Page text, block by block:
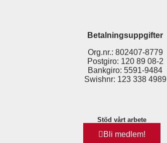
Betalningsuppgifter
Org.nr.: 802407-8779
Postgiro: 120 89 08-2
Bankgiro: 5591-9484
Swishnr: 123 338 4989
Stöd vårt arbete
Bli medlem!